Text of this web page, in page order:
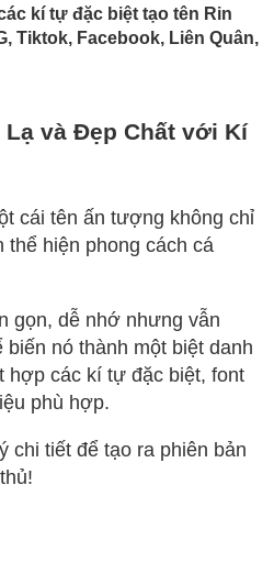
kí tự đặc biệt tạo tên Rin
Tiktok, Facebook, Liên Quân,
và Đẹp Chất với Kí
cái tên ấn tượng không chỉ
thể hiện phong cách cá
gọn, dễ nhớ nhưng vẫn
nó thành một biệt danh
hợp các kí tự đặc biệt, font
phù hợp.
chi tiết để tạo ra phiên bản